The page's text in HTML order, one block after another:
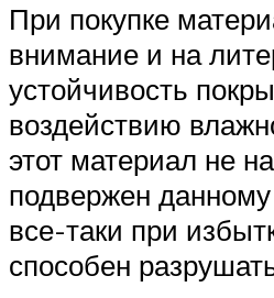
При покупке
внимание и на
устойчивость
воздействию
этот материал не
подвержен
все-таки при
способен